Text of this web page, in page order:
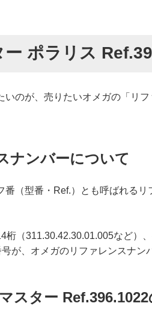
ー ポラリス
いのが、売りたいオメガの「リ
ナンバーについて
番（型番・Ref.）とも呼ばれる
桁（311.30.42.30.01.005など）
号が、オメガのリファレンスナン
スター